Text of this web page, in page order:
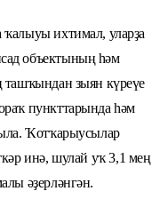
ихтимал, уларҙа
объектының һәм
ташҡындан зыян күреүе
пункттарында һәм
Ҡотҡарыусылар
инә, шулай уҡ3,1 мең
әҙерләнгән.